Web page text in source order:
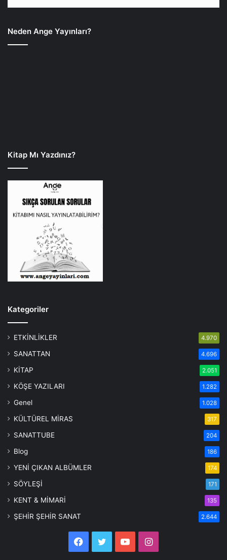
ETKİNLİKLER
SANATTAN 4.696
KİTAP 2.051
KÖŞE YAZILARI 1.282
Genel 1.028
KÜLTÜREL MİRAS 317
SANATTUBE 204
Blog 186
YENİ ÇIKAN ALBÜMLER 174
SÖYLEŞİ 171
KENT & MİMARİ 135
ŞEHİR ŞEHİR SANAT 2.644
Facebook
TwitterYouTubeInstagram